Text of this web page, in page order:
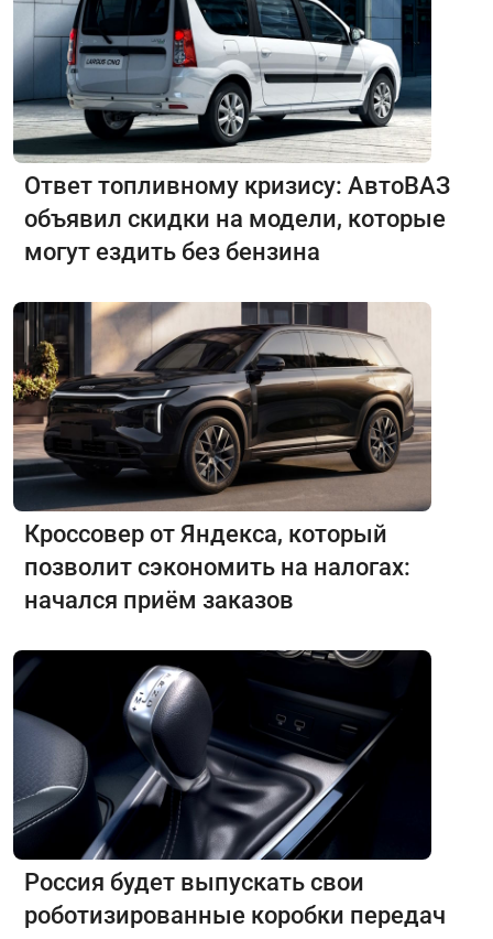
Ответ топливному кризису: АвтоВАЗ
объявил скидки на модели, которые
могут ездить без бензина
Кроссовер от Яндекса, который
позволит сэкономить на налогах:
начался приём заказов
Россия будет выпускать свои
роботизированные коробки передач